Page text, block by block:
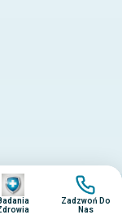
Obraz Obraz
Zadzwoń Do
Nas